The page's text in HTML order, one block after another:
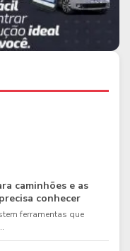
caminhões e as
conhecer
ferramentas que